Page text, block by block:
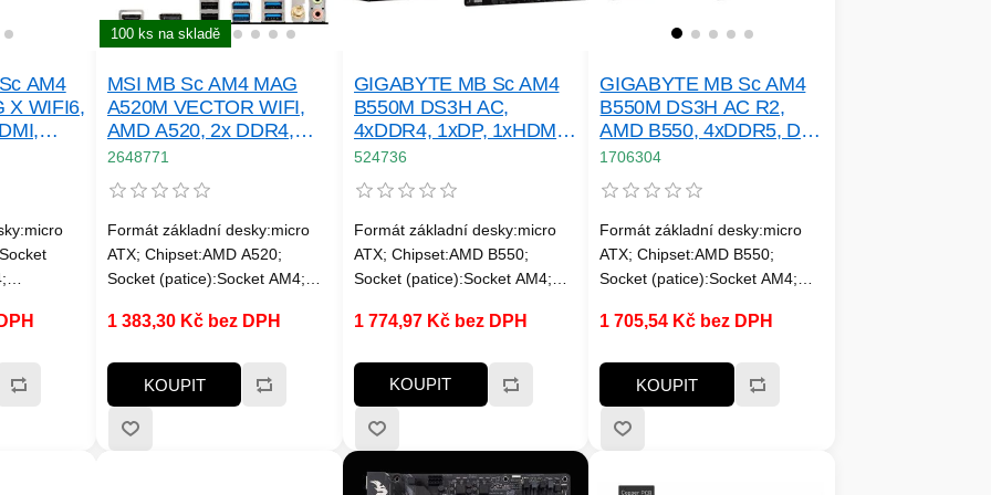
AM4
X WIFI6,
Express
PCI:0;
Fi;
VGA:1;
100 ks na skladě
MSI MB Sc AM4 MAG
A520M VECTOR WIFI,
AMD A520, 2x DDR4,
WiFi, 1x DP, 1x HDMI, m-
ATX
2648771
Formát základní desky:micro
ATX; Chipset:AMD A520;
Socket (patice):Socket AM4;
Technologie paměti
slotů:2; M.2 slot:1; SATA 3:4;
Podpora RAID:0, 1, 10; PCI
Express x16:1; PCI Express
x8:0; PCI Express x1:1; PCI:0;
1 383,30 Kč bez DPH
KOUPIT
GIGABYTE MB Sc AM4
B550M DS3H AC,
4xDDR4, 1xDP, 1xHDMI,
1xDVI-D, Wi-Fi, mATX
524736
Formát základní desky:micro
ATX; Chipset:AMD B550;
Socket (patice):Socket AM4;
Technologie paměti
slotů:4; M.2 slot:2; SATA 3:4;
Podpora RAID:0, 1, 10; PCI
Express x16:2; PCI Express
x1:1; LAN:1Gbit/s; Bezdrátové
připojení:WiFi + Bluetooth;
1 774,97 Kč bez DPH
KOUPIT
GIGABYTE MB Sc AM4
B550M DS3H AC R2,
AMD B550, 4xDDR5, DP,
HDMI, mATX
1706304
Formát základní desky:micro
ATX; Chipset:AMD B550;
Socket (patice):Socket AM4;
Technologie paměti
slotů:4; M.2 slot:2; SATA 3:4;
Podpora RAID:0, 1, 10; PCI
Express x16:2; PCI Express
x1:1; LAN:1Gbit/s; Bezdrátové
1 705,54 Kč bez DPH
KOUPIT